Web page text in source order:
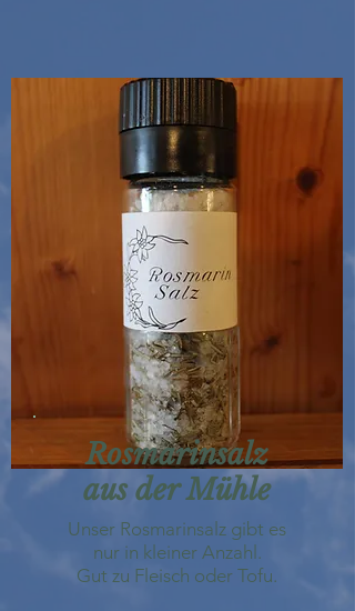
Rosmarinsalz
aus der Mühle
Unser Rosmarinsalz gibt es
nur in kleiner Anzahl.
Gut zu Fleisch oder Tofu.